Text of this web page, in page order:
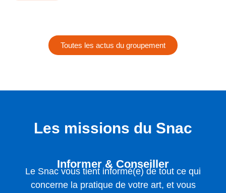
Toutes les actus du groupement
Les missions du Snac
Informer & Conseiller
Le Snac vous tient informé(e) de tout ce qui
concerne la pratique de votre art, et vous